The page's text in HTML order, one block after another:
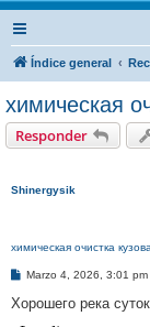
Índice general
химическая
Responder
Shinergysik
химическая очистка
M
n
Marzo 4, 2026, 3:01 pm
Хорошего река